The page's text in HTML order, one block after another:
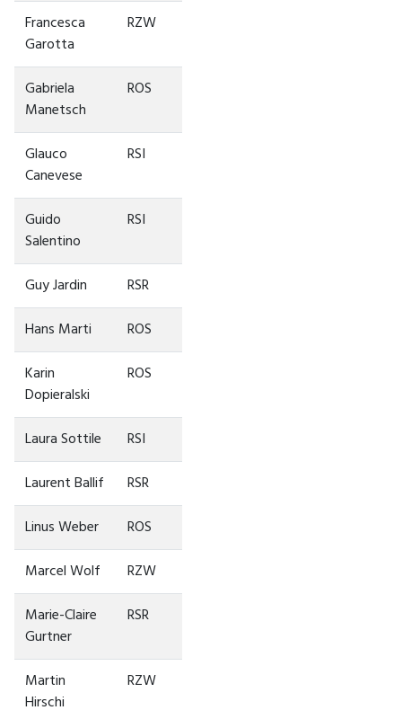
Francesca
Garotta
RZW
Gabriela
Manetsch
ROS
Glauco
Canevese
RSI
Guido
Salentino
RSI
Guy Jardin
RSR
Hans Marti
ROS
Karin
Dopieralski
ROS
Laura Sottile
RSI
Laurent Ballif
RSR
Linus Weber
ROS
Marcel Wolf
RZW
Marie-Claire
Gurtner
RSR
Martin
Hirschi
RZW